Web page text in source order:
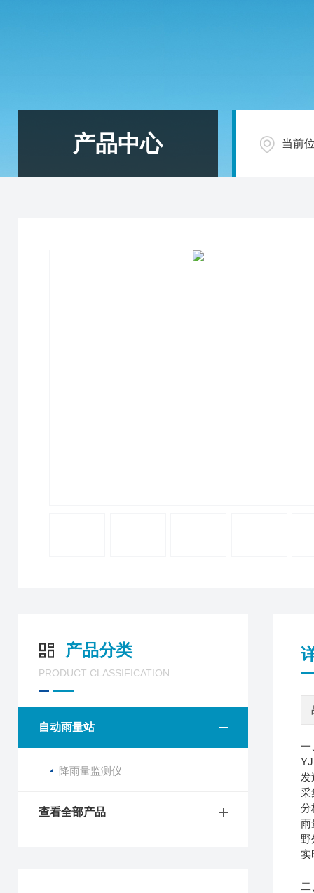
产品中心 当前
产品分类
PRODUCT CLASSIFICATION
自动雨量站
降雨量监测仪
查看全部产品
一
发
采
分
雨
野
实
二